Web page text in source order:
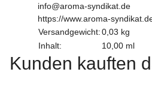
info@aroma-syndikat.de
https://www.aroma-
Versandgewicht:0,03 kg
Inhalt:
10,00 ml
Kunden kauften